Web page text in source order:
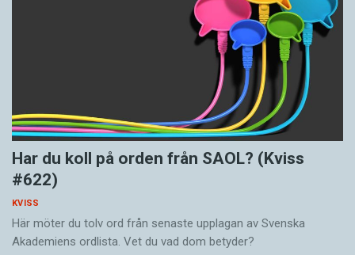
Har du koll på orden från SAOL? (Kviss
#622)
KVISS
Här möter du tolv ord från senaste upplagan av Svenska
Akademiens ordlista. Vet du vad dom betyder?